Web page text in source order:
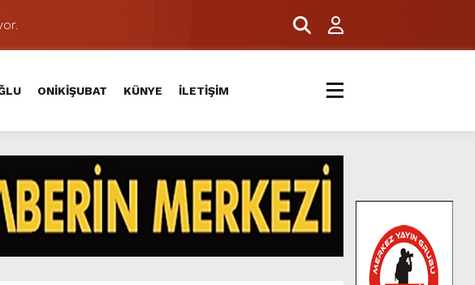
Başlıyor.
ONİKİŞUBAT KÜNYE İLETİŞİM